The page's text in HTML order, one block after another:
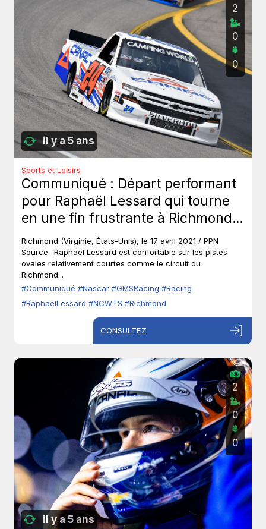
il y a 5 ans
2
0
0
Sports et Loisirs
Communiqué : Départ performant
pour Raphaël Lessard qui tourne
en une fin frustrante à Richmond -
NASCAR Camping World Truck
Series (NCWTS)
Richmond (Virginie, États-Unis), le 17 avril 2021 / PPN
Source- Raphaël Lessard est confortable sur les pistes
ovales relativement courtes comme le circuit du
Richmond...
#Communiqué #Nascar #GMSRacing #Racing
#RaphaelLessard #NCWTS #Richmond
CONSULTEZ
il y a 5 ans
2
0
0